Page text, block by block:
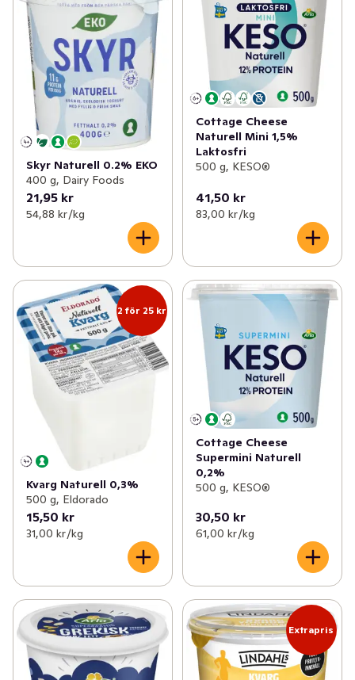
Skyr Naturell 0.2% EKO
400 g, Dairy Foods
21,95 kr
54,88 kr /kg
Cottage Cheese
Naturell Mini 1,5%
Laktosfri
500 g, KESO®
41,50 kr
83,00 kr /kg
2 för 25 kr
Kvarg Naturell 0,3%
500 g, Eldorado
15,50 kr
31,00 kr /kg
Cottage Cheese
Supermini Naturell
0,2%
500 g, KESO®
30,50 kr
61,00 kr /kg
Extrapris